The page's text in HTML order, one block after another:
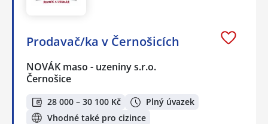
Prodavač/ka v Černošicích
NOVÁK maso - uzeniny s.r.o.
Černošice
28 000 – 30 100 Kč
Plný úvazek
Vhodné také pro cizince